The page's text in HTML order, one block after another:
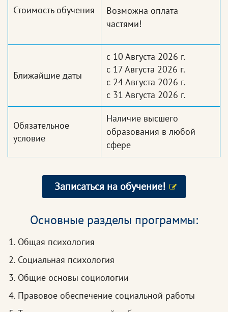
Стоимость обучения
Возможна оплата
частями!
Ближайшие даты
с 10 Августа 2026 г.
с 17 Августа 2026 г.
с 24 Августа 2026 г.
с 31 Августа 2026 г.
Обязательное
условие
Наличие высшего
образования в любой
сфере
Записаться на обучение!
Основные разделы программы:
Общая психология
Социальная психология
Общие основы социологии
Правовое обеспечение социальной работы